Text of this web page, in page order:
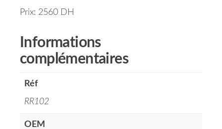
Prix: 2560 DH
Informations
complémentaires
Réf
RR102
OEM